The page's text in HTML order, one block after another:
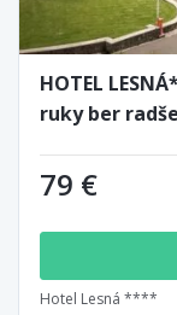
HOTEL
ruky ber
79 €
Hotel Lesná ****